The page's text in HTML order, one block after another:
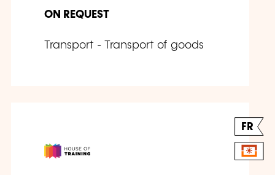
ON REQUEST
Transport - Transport of goods
FR